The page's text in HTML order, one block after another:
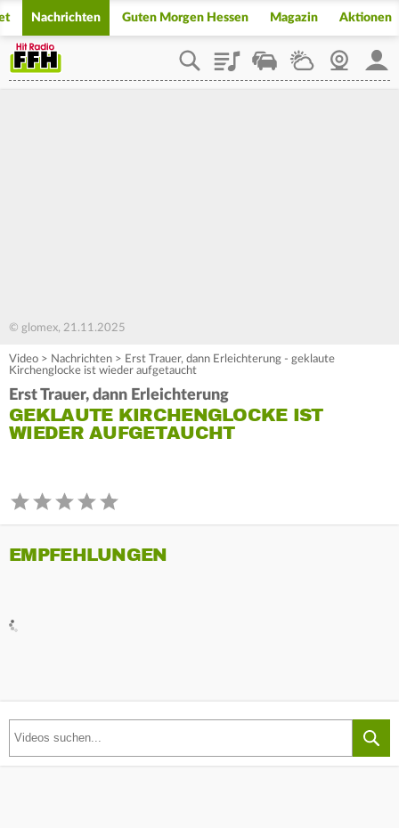
Nachrichten Guten Morgen Hessen Magazin Aktionen
PlaylistStaupilotWetterWebcam
© glomex, 21.11.2025
Video > Nachrichten > Erst Trauer, dann Erleichterung - geklaute
Kirchenglocke ist wieder aufgetaucht
Erst Trauer, dann Erleichterung
GEKLAUTE KIRCHENGLOCKE IST
WIEDER AUFGETAUCHT
EMPFEHLUNGEN